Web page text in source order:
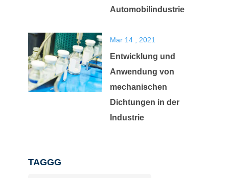
Automobilindustrie
Mar 14 , 2021
Entwicklung und
Anwendung von
mechanischen
Dichtungen in der
Industrie
TAGGG